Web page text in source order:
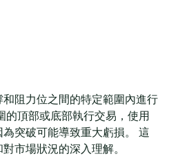
和阻力位之間的特定範圍內進行
的頂部或底部執行交易，使用
突破可能導致重大虧損。 這
市場狀況的深入理解。